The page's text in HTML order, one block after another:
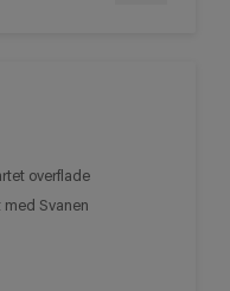
overflade
Svanen